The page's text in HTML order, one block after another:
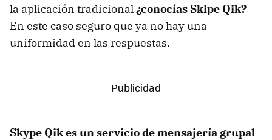
la aplicación tradicional¿conocías Skipe Qik?
En este caso seguro que ya no hay una
uniformidad en las respuestas.
Skype Qik es un servicio de mensajería grupal